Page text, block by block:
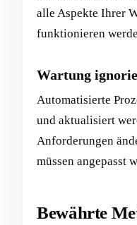
alle Aspekte Ihrer
funktionieren
Wartung
Automatisierte
und aktualisiert
Anforderungen
müssen angepasst
Bewährte